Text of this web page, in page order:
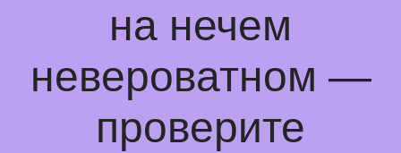
на нечем
невероватном —
проверите